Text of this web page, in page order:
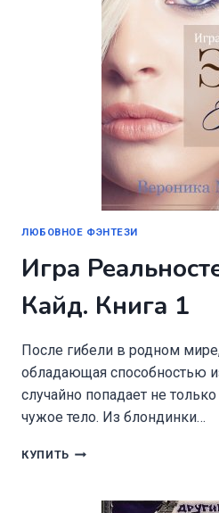
ЛЮБОВНОЕ ФЭНТЕЗИ
Игра
Кайд. Книга 1
После гибели в родном
обладающая способностью
случайно попадает не
чужое тело. Из блондинки…
КУПИТЬ ИГРА